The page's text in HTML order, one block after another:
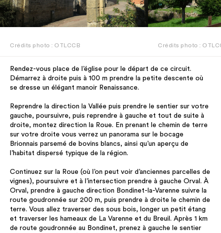
Crédits photo : OTLCCB Crédits photo :
Rendez-vous place de l’église pour le départ de ce circuit.
Démarrez à droite puis à 100 m prendre la petite descente où
se dresse un élégant manoir Renaissance.
Reprendre la direction la Vallée puis prendre le sentier sur votre
gauche, poursuivre, puis reprendre à gauche et tout de suite à
droite, montez direction la Roue. En prenant le chemin de terre
sur votre droite vous verrez un panorama sur le bocage
Brionnais parsemé de bovins blancs, ainsi qu’un aperçu de
l’habitat dispersé typique de la région.
Continuez sur la Roue (où l’on peut voir d’anciennes parcelles de
vignes), poursuivre et à l’intersection prendre à gauche Orval. À
Orval, prendre à gauche direction Bondinet-la-Varenne suivre la
route goudronnée sur 200 m, puis prendre à droite le chemin de
terre. Vous allez traverser des sous bois, longer un petit étang
et traverser les hameaux de La Varenne et du Breuil. Après 1 km
de route goudronnée au Bondinet, prenez à gauche le sentier